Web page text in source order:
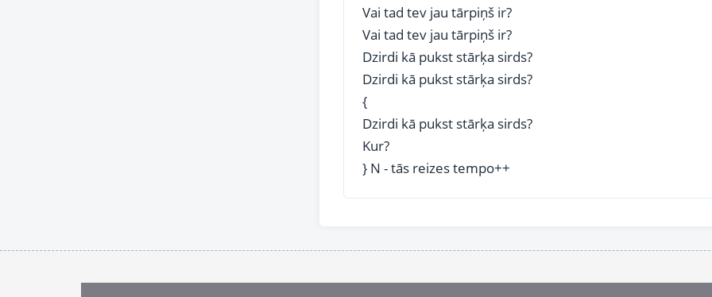
Vai tad tev jau tārpiņš ir?
Vai tad tev jau tārpiņš ir?
Dzirdi kā pukst stārķa sirds?
Dzirdi kā pukst stārķa sirds?
{
Dzirdi kā pukst stārķa sirds?
Kur?
} N - tās reizes tempo++